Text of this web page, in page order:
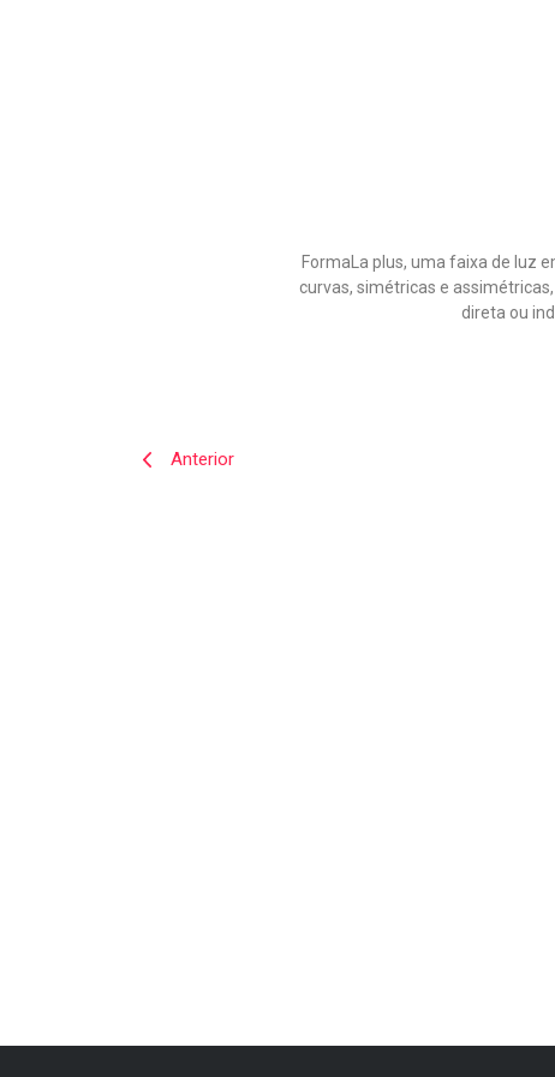
FormaLa plus, uma faixa de luz
curvas, simétricas e
direta ou
Anterior